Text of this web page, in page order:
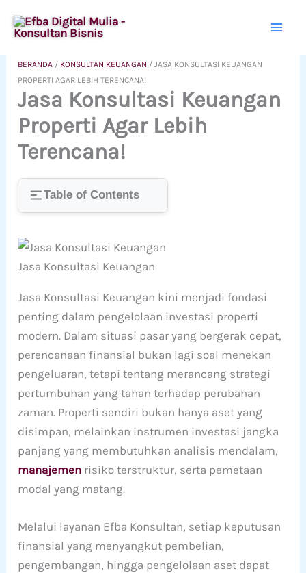
ke
BERANDA / KONSULTAN KEUANGAN /JASA KONSULTASI KEUANGAN
PROPERTI AGAR LEBIH TERENCANA!
Jasa Konsultasi Keuangan
Properti Agar Lebih
Terencana!
Table of Contents
Jasa Konsultasi Keuangan
Jasa Konsultasi Keuangan kini menjadi fondasi
penting dalam pengelolaan investasi properti
modern. Dalam situasi pasar yang bergerak cepat,
perencanaan finansial bukan lagi soal menekan
pengeluaran, tetapi tentang merancang strategi
pertumbuhan yang tahan terhadap perubahan
zaman. Properti sendiri bukan hanya aset yang
disimpan, melainkan instrumen investasi jangka
panjang yang membutuhkan analisis mendalam,
manajemen risiko terstruktur, serta pemetaan
modal yang matang.
Melalui layanan Efba Konsultan, setiap keputusan
finansial yang menyangkut pembelian,
pengembangan, hingga pengelolaan aset dapat